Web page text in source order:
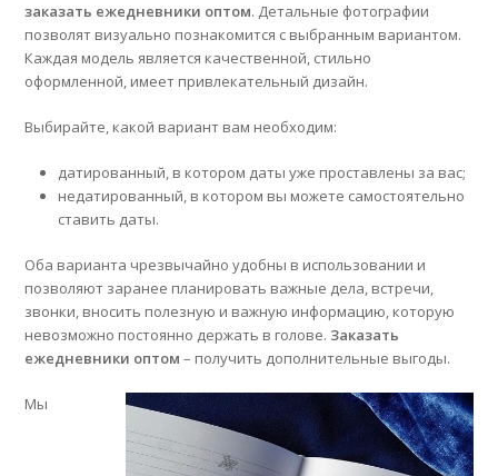
заказать ежедневники оптом. Детальные фотографии
позволят визуально познакомится с выбранным вариантом.
Каждая модель является качественной, стильно
оформленной, имеет привлекательный дизайн.
Выбирайте, какой вариант вам необходим:
датированный, в котором даты уже проставлены за вас;
недатированный, в котором вы можете самостоятельно
ставить даты.
Оба варианта чрезвычайно удобны в использовании и
позволяют заранее планировать важные дела, встречи,
звонки, вносить полезную и важную информацию, которую
невозможно постоянно держать в голове. Заказать
ежедневники оптом – получить дополнительные выгоды.
Мы